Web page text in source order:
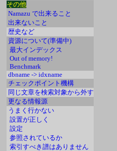
その他
Namazu で出来ること
出来ないこと
歴史など
資源について(準備中)
最大インデックス
Out of memory!
Benchmark
dbname -> idxname
チェックポイント機構
同じ文章を検索対象から外す
更なる情報源
うまく行かない
設置が正しく
設定
参照されているか
索引すべき譜はありません